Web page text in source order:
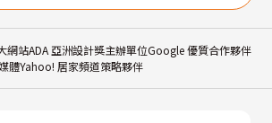
網站ADA 亞洲設計獎主辦單位Google 優質合作夥伴
體Yahoo! 居家頻道策略夥伴